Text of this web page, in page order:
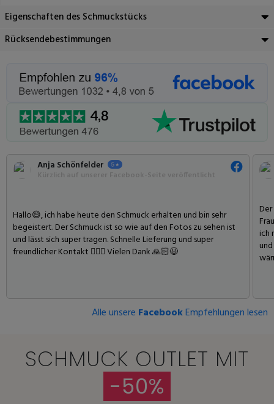
Eigenschaften des Schmuckstücks
Rücksendebestimmungen
Anja Schönfelder
️Hallo😄, ich habe heute den Schmuck erhalten und bin sehr
begeistert. Der Schmuck ist so wie auf den Fotos zu sehen ist
und lässt sich super tragen. Schnelle Lieferung und super
freundlicher Kontakt 👍🏻😃 Vielen Dank 🙏🏻😃
ich
Alle unsere FacebookEmpfehlungen lesen
SCHMUCK OUTLET MIT
-50%